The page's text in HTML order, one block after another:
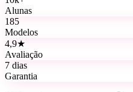
Alunas
185
Modelos
4,9★
Avaliação
7 dias
Garantia